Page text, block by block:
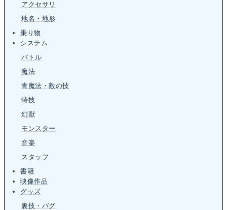
アクセサリ
地名・地形
乗り物
システム
バトル
魔法
青魔法・敵の技
特技
幻獣
モンスター
音楽
スタッフ
書籍
映像作品
グッズ
裏技・バグ